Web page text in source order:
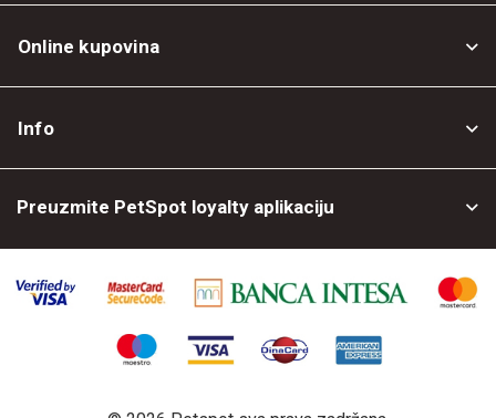
Online kupovina
Info
Preuzmite PetSpot loyalty aplikaciju